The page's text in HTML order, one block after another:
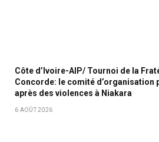
Côte d’Ivoire-AIP/ Tournoi de la
Concorde: le comité d’organisation
après des violences à Niakara
6 AOÛT 2026